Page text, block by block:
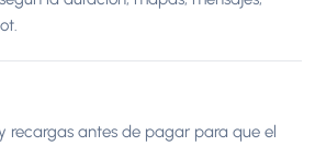
recargas antes de pagar para que el